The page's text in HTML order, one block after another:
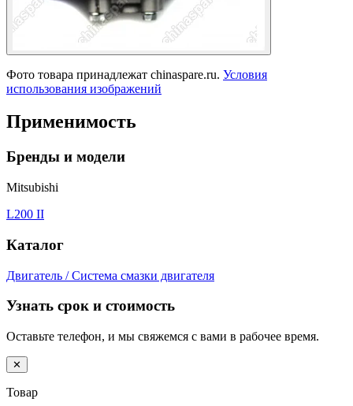
Фото товара принадлежат chinaspare.ru. Условия
использования изображений
Применимость
Бренды и модели
Mitsubishi
L200 II
Каталог
Двигатель / Система смазки двигателя
Узнать срок и стоимость
Оставьте телефон, и мы свяжемся с вами в рабочее время.
✕
Товар